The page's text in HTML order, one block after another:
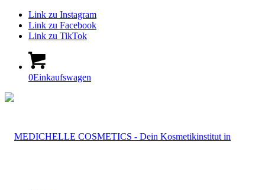
Link zu Instagram
Link zu Facebook
Link zu TikTok
0Einkaufswagen